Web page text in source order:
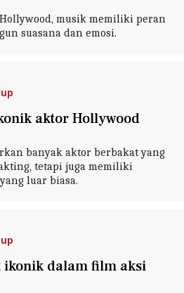
musik memiliki peran
suasana dan emosi.
aktor Hollywood
banyak aktor berbakat yang
tetapi juga memiliki
luar biasa.
dalam film aksi